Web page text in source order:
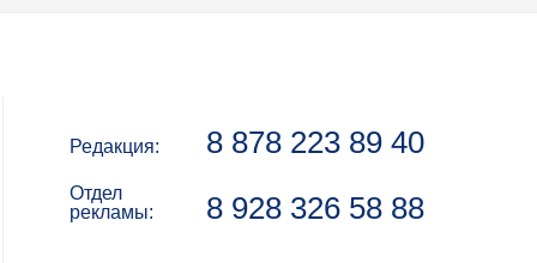
Редакция: 8 878 223 89 40
Отдел
рекламы:
8 928 326 58 88